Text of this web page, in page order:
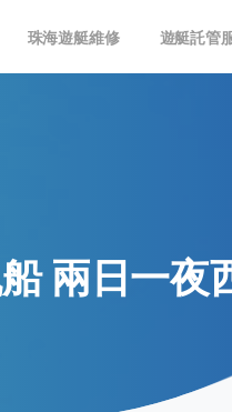
珠海遊艇維修 遊艇託管
兩日一夜